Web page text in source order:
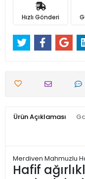
Hızlı Gönderi
Ürün Açıklaması
Merdiven Mahmuzlu
Hafif